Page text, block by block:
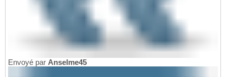
Envoyé par Anselme45